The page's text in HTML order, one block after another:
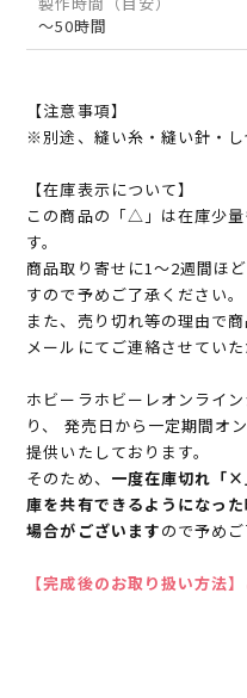
～50時間
【注意事項】
※別途、縫い糸・縫い針・し
【在庫表示について】
この商品の「△」は在庫少
す。
商品取り寄せに1～2週間ほ
すので予めご了承ください。
また、売り切れ等の理由で
メールにてご連絡させていた
ホビーラホビーレオンライ
り、 発売日から一定期間オ
提供いたしております。
そのため、 一度在庫切れ「×
庫を共有できるようになっ
場合がございますので予めご
【完成後のお取り扱い方法